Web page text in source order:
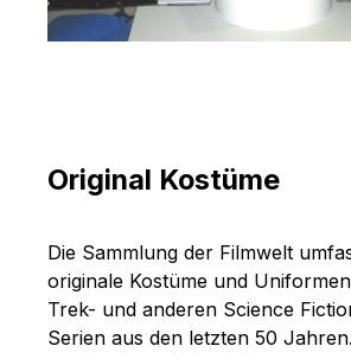
Original Kostüme
Die Sammlung der Filmwelt
originale Kostüme und
Trek- und anderen Science
Serien aus den letzten 50 Jahren.